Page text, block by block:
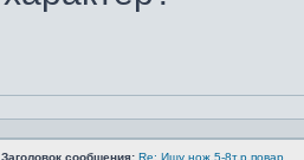
Заголовок сообщения: Re: Ищу нож.5-8т.р.повар